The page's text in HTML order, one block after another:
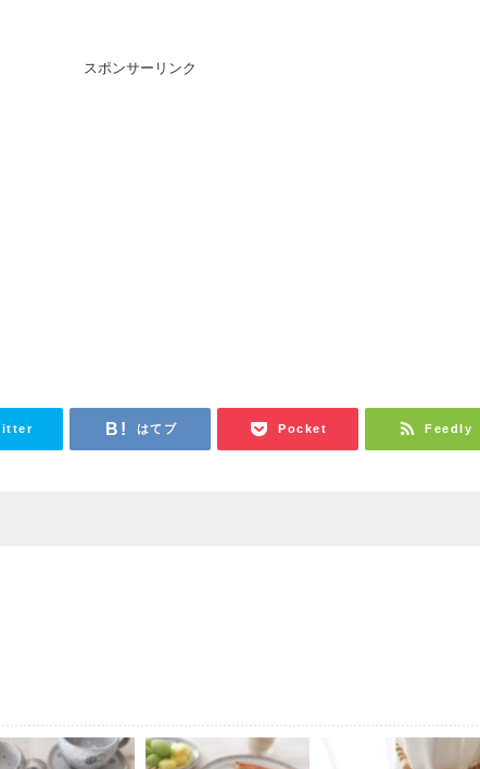
スポンサーリンク
はてブ Pocket Feedly